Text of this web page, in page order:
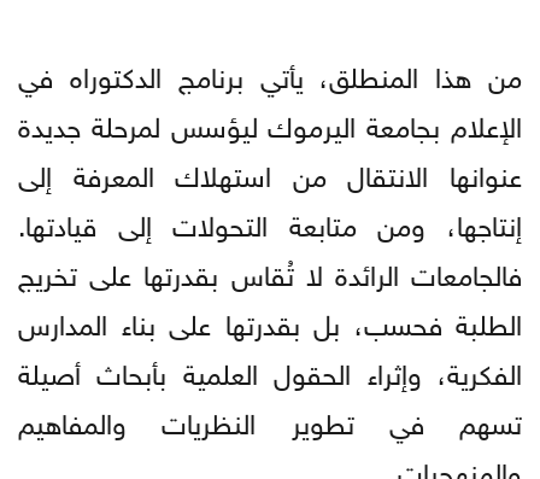
من هذا المنطلق، يأتي برنامج الدكتوراه في
الإعلام بجامعة اليرموك ليؤسس لمرحلة جديدة
عنوانها الانتقال من استهلاك المعرفة إلى
إنتاجها، ومن متابعة التحولات إلى قيادتها.
فالجامعات الرائدة لا تُقاس بقدرتها على تخريج
الطلبة فحسب، بل بقدرتها على بناء المدارس
الفكرية، وإثراء الحقول العلمية بأبحاث أصيلة
تسهم في تطوير النظريات والمفاهيم
والمنهجيات.